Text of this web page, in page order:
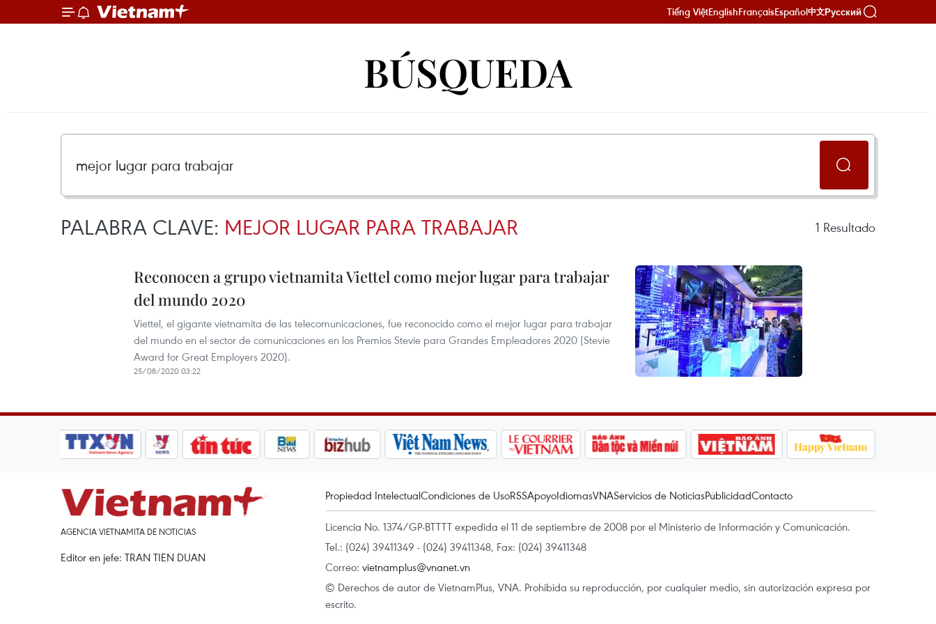
Tiếng ViệtEnglishFrançaisEspañol中文Русский
BÚSQUEDA
PALABRA CLAVE: MEJOR LUGAR PARA TRABAJAR 1 Resultado
Reconocen a grupo vietnamita Viettel como mejor lugar para trabajar
del mundo 2020
Viettel, el gigante vietnamita de las telecomunicaciones, fue reconocido como el mejor lugar para trabajar
del mundo en el sector de comunicaciones en los Premios Stevie para Grandes Empleadores 2020 (Stevie
Award for Great Employers 2020).
25/08/2020 03:22
AGENCIA VIETNAMITA DE NOTICIAS
Editor en jefe: TRAN TIEN DUAN
Propiedad IntelectualCondiciones de UsoRSSApoyoIdiomasVNAServicios de NoticiasPublicidadContacto
Licencia No. 1374/GP-BTTTT expedida el 11 de septiembre de 2008 por el Ministerio de Información y Comunicación.
Tel.: (024) 39411349 - (024) 39411348, Fax: (024) 39411348
Correo: vietnamplus@vnanet.vn
© Derechos de autor de VietnamPlus, VNA. Prohibida su reproducción, por cualquier medio, sin autorización expresa por
escrito.